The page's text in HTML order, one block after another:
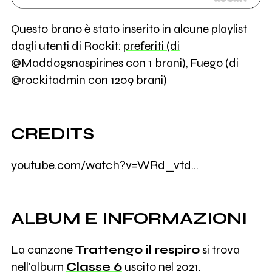
Questo brano è stato inserito in alcune playlist
dagli utenti di Rockit: preferiti (di
@Maddogsnaspirines con 1 brani), Fuego (di
@rockitadmin con 1209 brani)
CREDITS
youtube.com/watch?v=WRd_vtd…
ALBUM E INFORMAZIONI
La canzoneTrattengo il respirosi trova
nell'album Classe 6uscito nel 2021.